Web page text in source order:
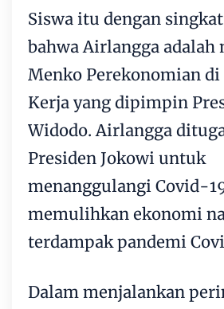
Siswa itu dengan
bahwa Airlangga adalah
Menko Perekonomian
Kerja yang dipimpin
Widodo. Airlangga
Presiden Jokowi untuk
menanggulangi Covid-
memulihkan ekonomi
terdampak pandemi
Dalam menjalankan